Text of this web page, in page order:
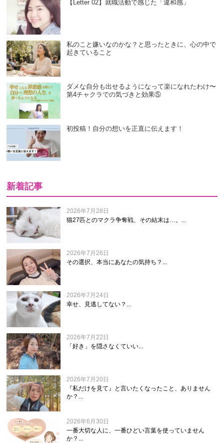
【Letter 02】就職活動で感じた「違和感」
私のこと嫌いなのかな？と思ったときに、心の中で
起きていること
ダメな自分も出せるようになって楽になれたわけ〜
第4チャクラでの気づきと効果⑤
初投稿！自分の想いを正直に伝えます！
新着記事
2026年7月28日
猫27匹とのマクラ争奪戦、その結末は…。...
2026年7月26日
その選択、本当にあなたの気持ち？...
2026年7月24日
幸せ、見逃してない？...
2026年7月22日
「好き」を隠さなくていい...
2026年7月20日
『私だけを見て』と言いたくなったこと、ありません
か？...
2026年6月30日
一番大切な人に、一番ひどい言葉を使っていません
か？...